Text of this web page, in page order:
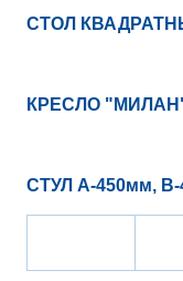
СТОЛ
КРЕСЛО "МИЛАН"
СТУЛ А-450мм, В-